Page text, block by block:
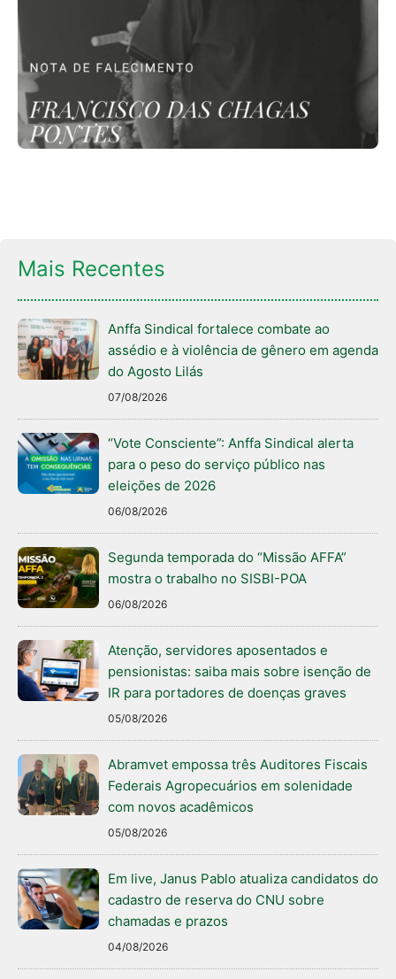
Mais Recentes
Anffa Sindical fortalece combate ao
assédio e à violência de gênero em agenda
do Agosto Lilás
07/08/2026
“Vote Consciente”: Anffa Sindical alerta
para o peso do serviço público nas
eleições de 2026
06/08/2026
Segunda temporada do “Missão AFFA”
mostra o trabalho no SISBI-POA
06/08/2026
Atenção, servidores aposentados e
pensionistas: saiba mais sobre isenção de
IR para portadores de doenças graves
05/08/2026
Abramvet empossa três Auditores Fiscais
Federais Agropecuários em solenidade
com novos acadêmicos
05/08/2026
Em live, Janus Pablo atualiza candidatos do
cadastro de reserva do CNU sobre
chamadas e prazos
04/08/2026